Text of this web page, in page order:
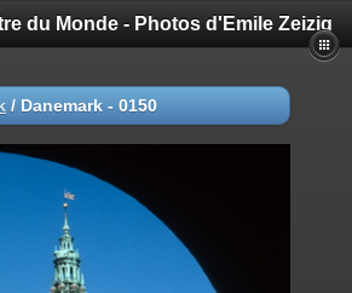
du Monde - Photos d'Emile Zeizig
/ Danemark - 0150